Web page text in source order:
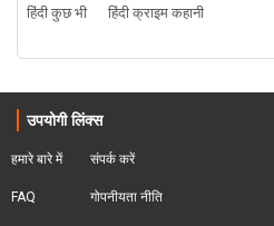
हिंदी कुछ भी
हिंदी क्राइम कहानी
उपयोगी लिंक्स
हमारे बारे में
FAQ
संपर्क करें
गोपनीयता नीति